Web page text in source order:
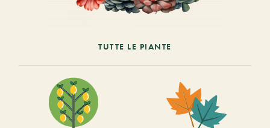
TUTTE LE PIANTE